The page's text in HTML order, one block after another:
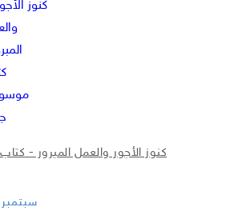
كنوز الأجور والعمل المبرور -
22 سبتمبر 2015